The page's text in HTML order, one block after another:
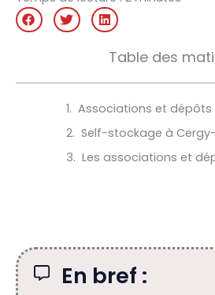
Table des
Self-stockage à
En bref :